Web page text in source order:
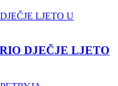
DJEČJE LJETO